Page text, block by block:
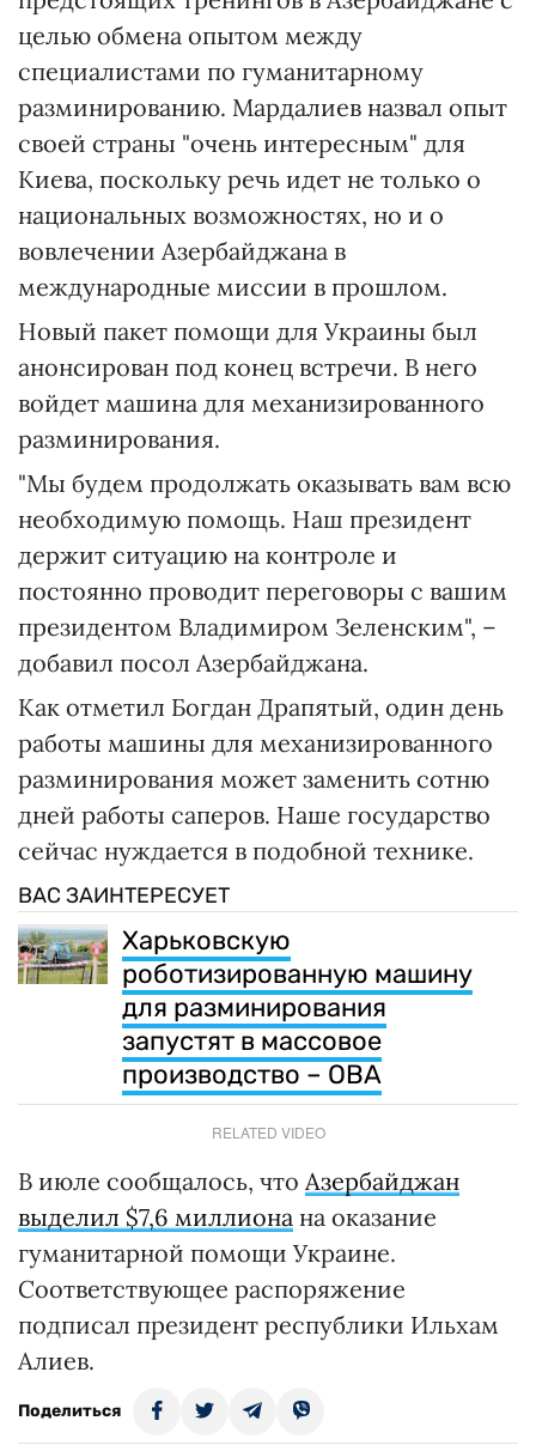
целью обмена опытом между
специалистами по гуманитарному
разминированию. Мардалиев назвал опыт
своей страны "очень интересным" для
Киева, поскольку речь идет не только о
национальных возможностях, но и о
вовлечении Азербайджана в
международные миссии в прошлом.
Новый пакет помощи для Украины был
анонсирован под конец встречи. В него
войдет машина для механизированного
разминирования.
"Мы будем продолжать оказывать вам всю
необходимую помощь. Наш президент
держит ситуацию на контроле и
постоянно проводит переговоры с вашим
президентом Владимиром Зеленским", –
добавил посол Азербайджана.
Как отметил Богдан Драпятый, один день
работы машины для механизированного
разминирования может заменить сотню
дней работы саперов. Наше государство
сейчас нуждается в подобной технике.
ВАС ЗАИНТЕРЕСУЕТ
Харьковскую
роботизированную машину
для разминирования
запустят в массовое
производство – ОВА
RELATED VIDEO
В июле сообщалось, что Азербайджан
выделил $7,6 миллиона на оказание
гуманитарной помощи Украине.
Соответствующее распоряжение
подписал президент республики Ильхам
Алиев.
Поделиться